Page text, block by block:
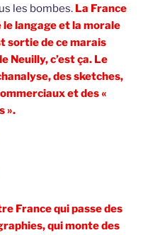
les bombes. La France
le langage et la morale
sortie de ce marais
Neuilly, c’est ça. Le
des sketches,
et des «
».
France qui passe des
qui monte des